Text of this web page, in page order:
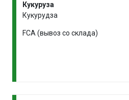
Кукуруза
Кукурудза
FCA (вывоз со склада)